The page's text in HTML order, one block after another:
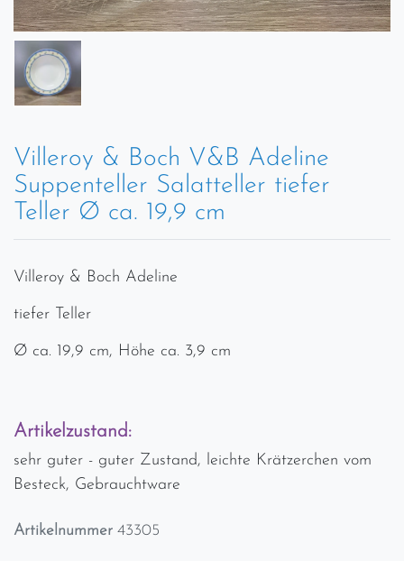
Villeroy & Boch V&B Adeline
Suppenteller Salatteller tiefer
Teller Ø ca. 19,9 cm
Villeroy & Boch Adeline
tiefer Teller
Ø ca. 19,9 cm, Höhe ca. 3,9 cm
Artikelzustand:
sehr guter - guter Zustand, leichte Krätzerchen vom
Besteck, Gebrauchtware
Artikelnummer 43305